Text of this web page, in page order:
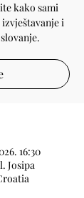
kako sami
i
16:30
Josipa